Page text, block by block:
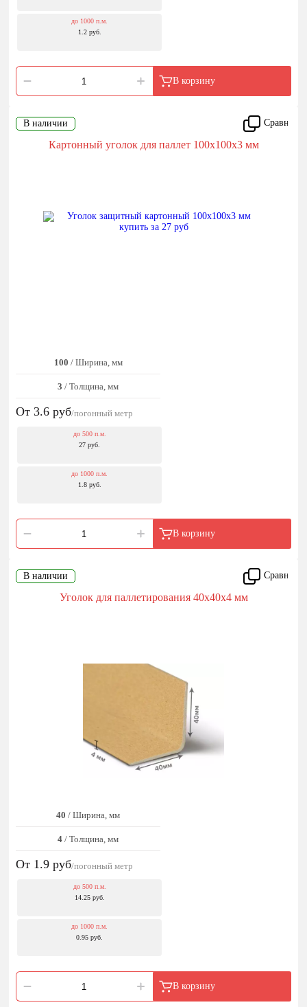
до 1000 п.м.
1.2 руб.
В корзину
Сравнить
В наличии
Картонный уголок для паллет 100x100x3 мм
100 / Ширина, мм
3 / Толщина, мм
От 3.6 руб/погонный метр
до 500 п.м.
27 руб.
до 1000 п.м.
1.8 руб.
В корзину
Сравнить
В наличии
Уголок для паллетирования 40x40x4 мм
40 / Ширина, мм
4 / Толщина, мм
От 1.9 руб/погонный метр
до 500 п.м.
14.25 руб.
до 1000 п.м.
0.95 руб.
В корзину